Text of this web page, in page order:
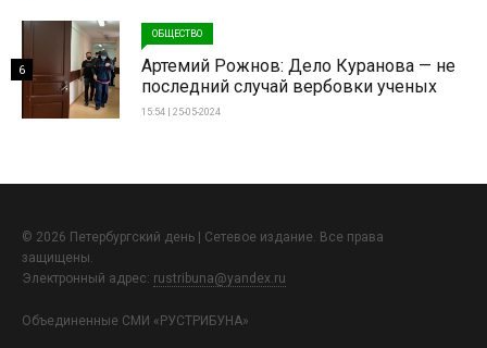
ОБЩЕСТВО
Артемий Рожнов: Дело Куранова — не
последний случай вербовки ученых
15:54 | 25-05-2024
6
© 2026 Петербургский день | Сетевое издание. Все права
защищены.
Электронный адрес: rustribuna@yandex.ru
Объединенные СМИ «РУСТРИБУНА»